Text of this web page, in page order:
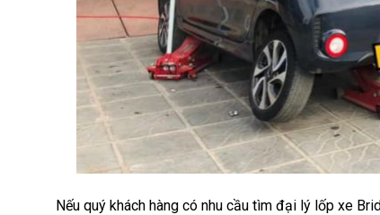
Nếu quý khách hàng có nhu cầu tìm đại lý lốp xe